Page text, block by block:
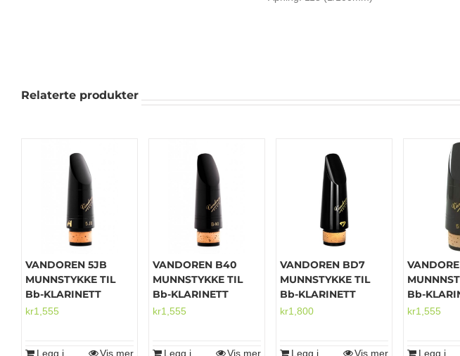
Relaterte produkter
VANDOREN 5JB
MUNNSTYKKE TIL
Bb-KLARINETT
kr1,555
Legg i Vis mer
VANDOREN B40
MUNNSTYKKE TIL
Bb-KLARINETT
kr1,555
Legg i Vis mer
VANDOREN BD7
MUNNSTYKKE TIL
Bb-KLARINETT
kr1,800
Legg i Vis mer
Bb-
kr1,555
Legg i